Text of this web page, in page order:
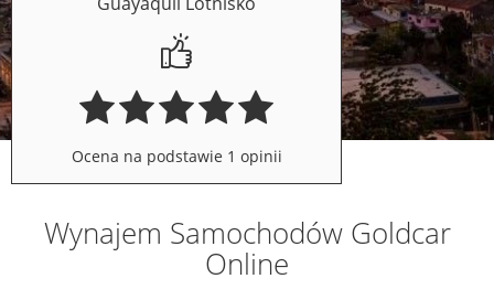
Ocena na podstawie 1 opinii
Wynajem Samochodów Goldcar
Online